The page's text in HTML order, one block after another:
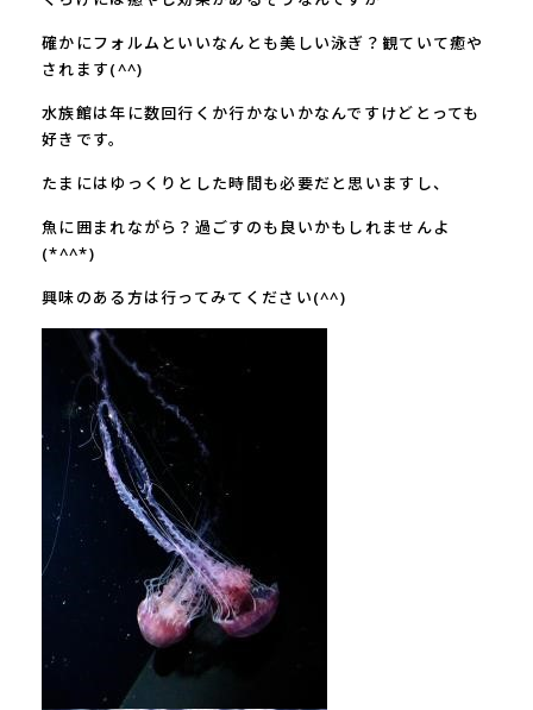
確かにフォルムといいなんとも美しい泳ぎ？観ていて癒や
されます(^^)
水族館は年に数回行くか行かないかなんですけどとっても
好きです。
たまにはゆっくりとした時間も必要だと思いますし、
魚に囲まれながら？過ごすのも良いかもしれませんよ
(*^^*)
興味のある方は行ってみてください(^^)